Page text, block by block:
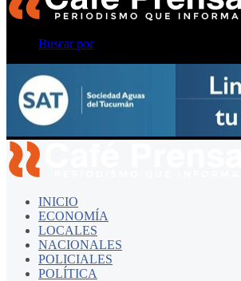
Buscar por
INICIO
ECONOMÍA
LOCALES
NACIONALES
POLICIALES
POLÍTICA